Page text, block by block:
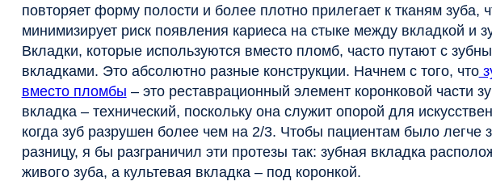
вкладка – технический, поскольку она служит опорой для искусственной коронки,
когда зуб разрушен более чем на 2/3. Чтобы пациентам было легче запомнить
разницу, я бы разграничил эти протезы так: зубная вкладка расположена
живого зуба, а культевая вкладка – под коронкой.